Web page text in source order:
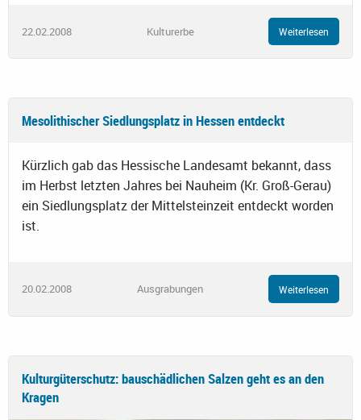
22.02.2008 Kulturerbe Weiterlesen
Mesolithischer Siedlungsplatz in Hessen entdeckt
Kürzlich gab das Hessische Landesamt bekannt, dass
im Herbst letzten Jahres bei Nauheim (Kr. Groß-Gerau)
ein Siedlungsplatz der Mittelsteinzeit entdeckt worden
ist.
20.02.2008 Ausgrabungen Weiterlesen
Kulturgüterschutz: bauschädlichen Salzen geht es an den
Kragen